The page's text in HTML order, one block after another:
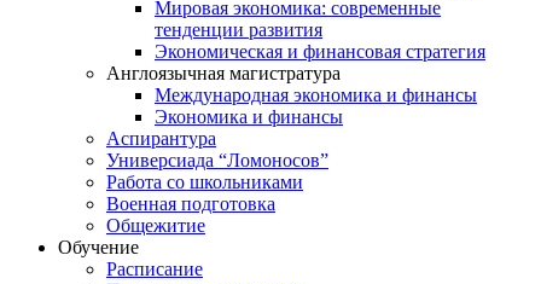
Мировая экономика: современные
тенденции развития
Экономическая и финансовая стратегия
Англоязычная магистратура
Международная экономика и финансы
Экономика и финансы
Аспирантура
Универсиада “Ломоносов”
Работа со школьниками
Военная подготовка
Общежитие
Обучение
Расписание